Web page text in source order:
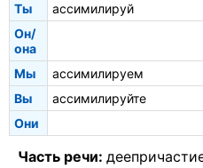
Ты
ассимилируй
Он/
она
Мы
ассимилируем
Вы
ассимилируйте
Они
Часть речи: